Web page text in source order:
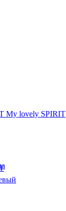
Мy lovely SPIRIT